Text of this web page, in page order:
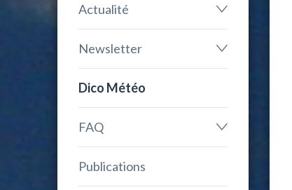
Actualité
Newsletter
Dico Météo
FAQ
Publications